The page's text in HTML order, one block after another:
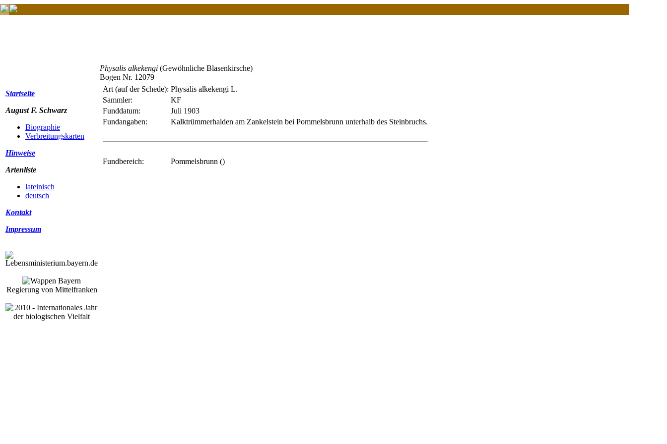
Startseite
August F. Schwarz
Biographie
Verbreitungskarten
Hinweise
Artenliste
lateinisch
deutsch
Kontakt
Impressum
Regierung von Mittelfranken
Physalis alkekengi (Gewöhnliche Blasenkirsche)
Bogen Nr. 12079
Art (auf der Schede): Physalis alkekengi L.
Sammler:
KF
Funddatum:
Juli 1903
Fundangaben:
Kalktrümmerhalden am Zankelstein bei Pommelsbrunn unterhalb des Steinbruchs.
Fundbereich: Pommelsbrunn ()